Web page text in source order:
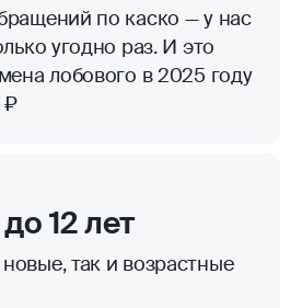
по каско — у нас
угодно раз. И это
лобового в 2025 году
₽
12 лет
так и возрастные